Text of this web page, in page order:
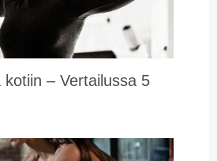
kotiin – Vertailussa 5